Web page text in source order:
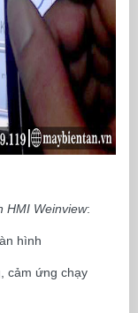
HMI Weinview:
hình
cảm ứng chạy